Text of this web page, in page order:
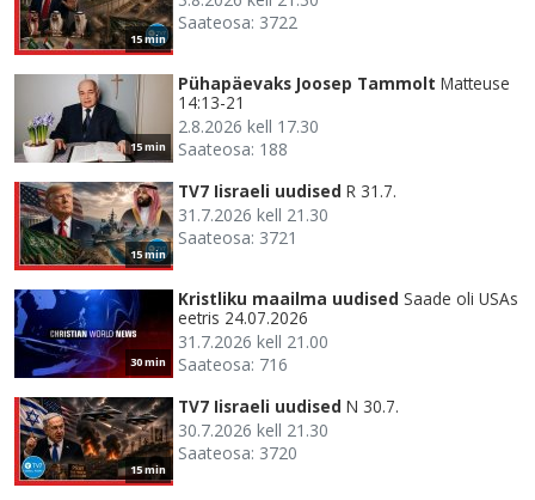
15 min
Saateosa: 3722
15 min
Pühapäevaks Joosep Tammolt Matteuse
14:13-21
2.8.2026 kell 17.30
Saateosa: 188
15 min
TV7 Iisraeli uudised R 31.7.
31.7.2026 kell 21.30
Saateosa: 3721
30 min
Kristliku maailma uudised Saade oli USAs
eetris 24.07.2026
31.7.2026 kell 21.00
Saateosa: 716
15 min
TV7 Iisraeli uudised N 30.7.
30.7.2026 kell 21.30
Saateosa: 3720